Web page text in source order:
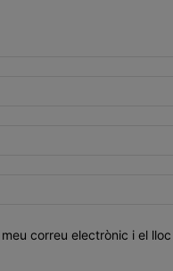
meu correu electrònic i el